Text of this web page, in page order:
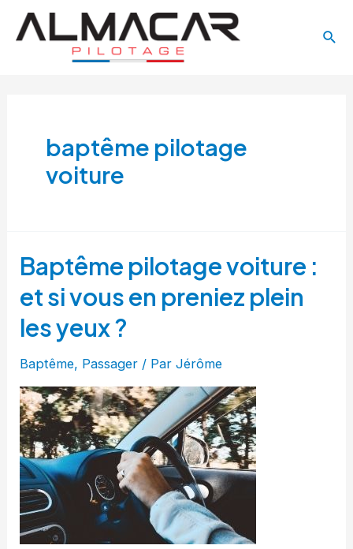
Aller
baptême pilotage
voiture
Baptême pilotage voiture :
et si vous en preniez plein
les yeux ?
Baptême, Passager / ParJérôme